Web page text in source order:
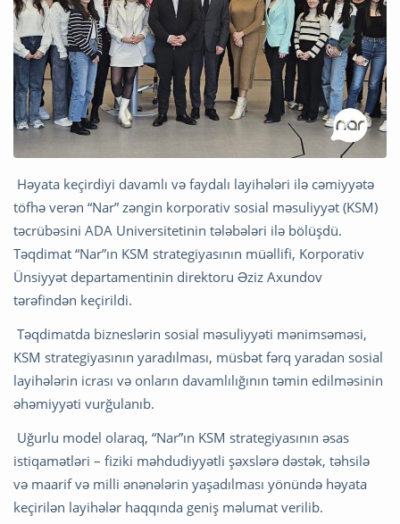
Həyata keçirdiyi davamlı və faydalı layihələri ilə cəmiyyətə
töfhə verən “Nar” zəngin korporativ sosial məsuliyyət (KSM)
təcrübəsini ADA Universitetinin tələbələri ilə bölüşdü.
Təqdimat “Nar”ın KSM strategiyasının müəllifi, Korporativ
Ünsiyyət departamentinin direktoru Əziz Axundov
tərəfindən keçirildi.
Təqdimatda bizneslərin sosial məsuliyyəti mənimsəməsi,
KSM strategiyasının yaradılması, müsbət fərq yaradan sosial
layihələrin icrası və onların davamlılığının təmin edilməsinin
əhəmiyyəti vurğulanıb.
Uğurlu model olaraq, “Nar”ın KSM strategiyasının əsas
istiqamətləri – fiziki məhdudiyyətli şəxslərə dəstək, təhsilə
və maarif və milli ənənələrin yaşadılması yönündə həyata
keçirilən layihələr haqqında geniş məlumat verilib.